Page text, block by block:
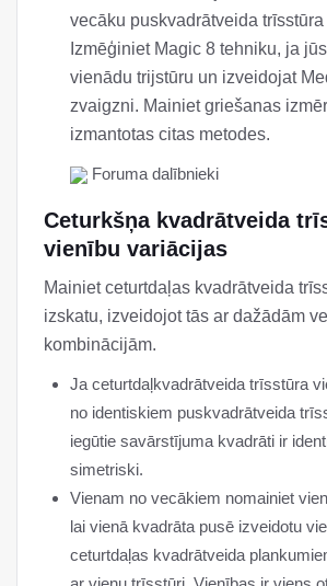
vecāku puskvadrātveida
Izmēģiniet Magic 8 tehniku, ja
vienādu trijstūru un izveidojat
zvaigzni. Mainiet griešanas
izmantotas citas metodes.
Foruma dalībnieki
Ceturkšņa kvadrātveida
vienību variācijas
Mainiet ceturtdaļas kvadrātveida
izskatu, izveidojot tās ar dažādām
kombinācijām.
Ja ceturtdaļkvadrātveida trīsstūra
no identiskiem puskvadrātveida
iegūtie savārstījuma kvadrāti ir
simetriski.
Vienam no vecākiem nomainiet
lai vienā kvadrāta pusē izveidotu
ceturtdaļas kvadrātveida